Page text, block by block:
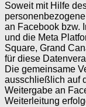
Soweit mit Hilfe
an Facebook bzw.
und die Meta
Square, Grand
für diese
Die gemeinsame
ausschließlich auf
Weitergabe an
Weiterleitung